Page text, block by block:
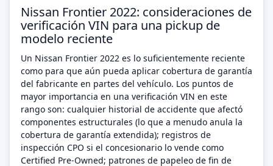
Nissan Frontier 2022: consideraciones de
verificación VIN para una pickup de
modelo reciente
Un Nissan Frontier 2022 es lo suficientemente reciente
como para que aún pueda aplicar cobertura de garantía
del fabricante en partes del vehículo. Los puntos de
mayor importancia en una verificación VIN en este
rango son: cualquier historial de accidente que afectó
componentes estructurales (lo que a menudo anula la
cobertura de garantía extendida); registros de
inspección CPO si el concesionario lo vende como
Certified Pre-Owned; patrones de papeleo de fin de